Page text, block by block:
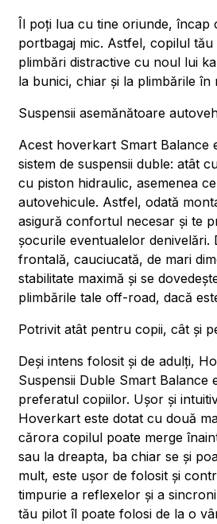
Îl poți lua cu tine oriunde, încap
portbagaj mic. Astfel, copilul
plimbări distractive cu noul lui
la bunici, chiar și la plimbările în
Suspensii asemănătoare
Acest hoverkart Smart Balance
sistem de suspensii duble: atât
cu piston hidraulic, asemenea
autovehicule. Astfel, odată
asigură confortul necesar și te
șocurile eventualelor denivelări.
frontală, cauciucată, de mari
stabilitate maximă și se
plimbările tale off-road, dacă
Potrivit atât pentru copii, cât și
Deși intens folosit și de adulți,
Suspensii Duble Smart Balance
preferatul copiilor. Ușor și
Hoverkart este dotat cu două
cărora copilul poate merge
sau la dreapta, ba chiar se și
mult, este ușor de folosit și
timpurie a reflexelor și a
tău pilot îl poate folosi de la o